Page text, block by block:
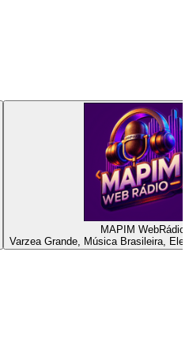
MAPIM WebRádio
Varzea Grande, Música Brasileira,